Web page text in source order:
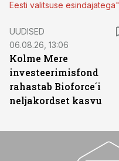
Eesti valitsuse esindajatega"
UUDISED
06.08.26, 13:06
Kolme Mere
investeerimisfond
rahastab Bioforce´i
neljakordset kasvu